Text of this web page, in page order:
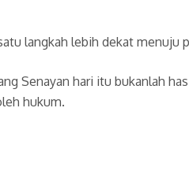
langkah lebih dekat menuju
Senayan hari itu bukanlah
hukum.